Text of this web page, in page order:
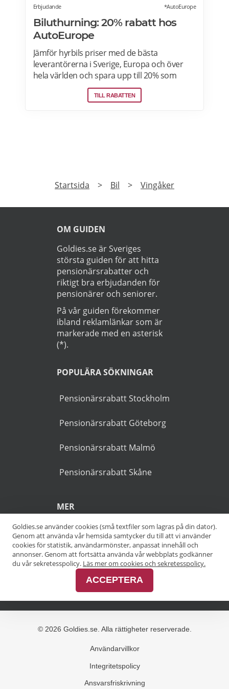
Erbjudande *AutoEurope
Biluthurning: 20% rabatt hos
AutoEurope
Jämför hyrbils priser med de bästa
leverantörerna i Sverige, Europa och över
hela världen och spara upp till 20% som
medlem! Upptäck speciella priser på Auto
Europe hemsida!TILL RABATTEN
Prenumerera på vårt nyhetsbrev och få exklusiv
Läs Integritetspolicy
Startsida
OM GUIDEN
största guiden för att hitta
riktigt bra erbjudanden för
På vår guiden förekommer
markerade med en asterisk
Pensionärsrabatt Stockholm
Pensionärsrabatt Göteborg
Pensionärsrabatt Malmö
Pensionärsrabatt Skåne
Alla kategorier
Goldies.se använder cookies (små textfiler som lagras på din dator).
Genom att använda vår hemsida samtycker du till att vi använder
cookies för statistik, användarmönster, anpassat innehåll och
annonser. Genom att fortsätta använda vår webbplats godkänner
du vår sekretesspolicy. Läs mer om cookies och sekretesspolicy.
ACCEPTERA